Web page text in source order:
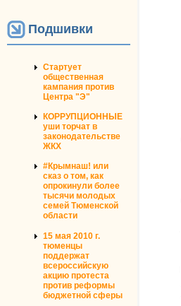
Подшивки
Стартует
общественная
кампания против
Центра "Э"
КОРРУПЦИОННЫЕ
уши торчат в
законодательстве
ЖКХ
#Крымнаш! или
сказ о том, как
опрокинули более
тысячи молодых
семей Тюменской
области
15 мая 2010 г.
тюменцы
поддержат
всероссийскую
акцию протеста
против реформы
бюджетной сферы